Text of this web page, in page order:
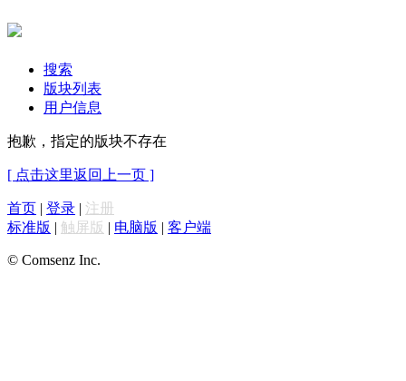
搜索
版块列表
用户信息
抱歉，指定的版块不存在
[ 点击这里返回上一页 ]
首页 | 登录 | 注册
标准版 | 触屏版 | 电脑版 | 客户端
© Comsenz Inc.